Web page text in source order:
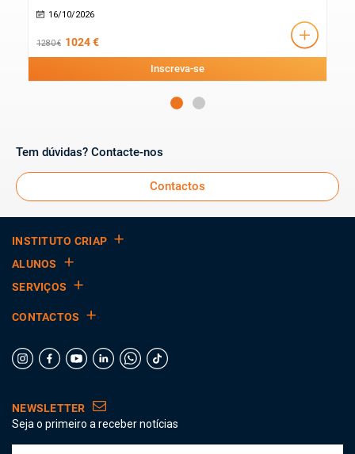
16/10/2026
1280 € 1024 €
Inscreva-se
Tem dúvidas? Contacte-nos
Contactos
INSTITUTO CRIAP
ALUNOS
SERVIÇOS
CONTACTOS
NEWSLETTER
Seja o primeiro a receber notícias